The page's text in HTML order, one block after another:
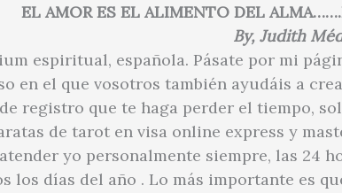
EL AMOR ES EL ALIMENTO DEL
By, Judith
espiritual, española. Pásate por mi
en el que vosotros también ayudáis a
registro que te haga perder el tiempo,
de tarot en visa online express y
yo personalmente siempre, las 24
los días del año . Lo más importante es